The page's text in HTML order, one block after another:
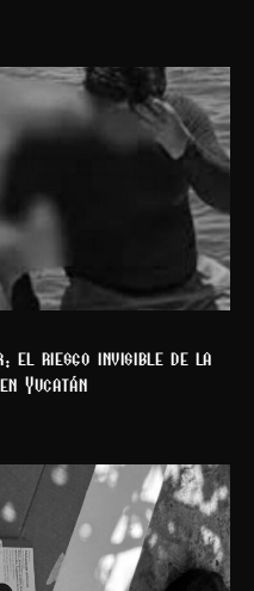
el riesgo invisible de la
Yucatán